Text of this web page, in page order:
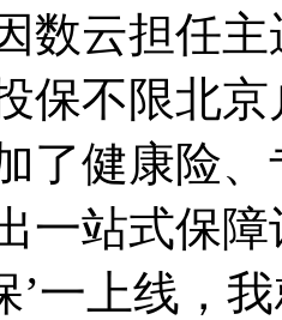
数云担任
保不限北
了健康险
一站式保障
’一上线，